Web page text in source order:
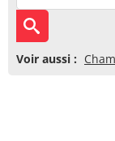
Voir aussi :